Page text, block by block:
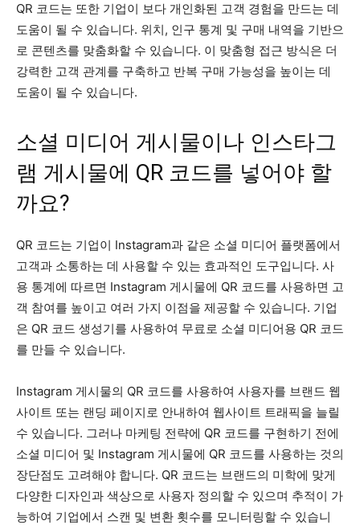
QR 코드는 또한 기업이 보다 개인화된 고객 경험을 만드는 데
도움이 될 수 있습니다. 위치, 인구 통계 및 구매 내역을 기반으
로 콘텐츠를 맞춤화할 수 있습니다. 이 맞춤형 접근 방식은 더
강력한 고객 관계를 구축하고 반복 구매 가능성을 높이는 데
도움이 될 수 있습니다.
소셜 미디어 게시물이나 인스타그
램 게시물에 QR 코드를 넣어야 할
까요?
QR 코드는 기업이 Instagram과 같은 소셜 미디어 플랫폼에서
고객과 소통하는 데 사용할 수 있는 효과적인 도구입니다. 사
용 통계에 따르면 Instagram 게시물에 QR 코드를 사용하면 고
객 참여를 높이고 여러 가지 이점을 제공할 수 있습니다. 기업
은 QR 코드 생성기를 사용하여 무료로 소셜 미디어용 QR 코드
를 만들 수 있습니다.
Instagram 게시물의 QR 코드를 사용하여 사용자를 브랜드 웹
사이트 또는 랜딩 페이지로 안내하여 웹사이트 트래픽을 늘릴
수 있습니다. 그러나 마케팅 전략에 QR 코드를 구현하기 전에
소셜 미디어 및 Instagram 게시물에 QR 코드를 사용하는 것의
장단점도 고려해야 합니다. QR 코드는 브랜드의 미학에 맞게
다양한 디자인과 색상으로 사용자 정의할 수 있으며 추적이 가
능하여 기업에서 스캔 및 변환 횟수를 모니터링할 수 있습니